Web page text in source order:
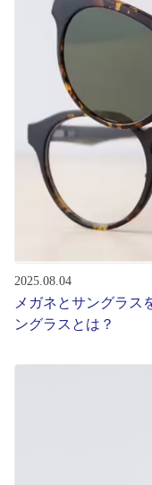
アフターサービス
会社情報
会社概要
パリミキについて
お問い合わせ
2025.08.04
メガネとサングラス
ングラスとは？